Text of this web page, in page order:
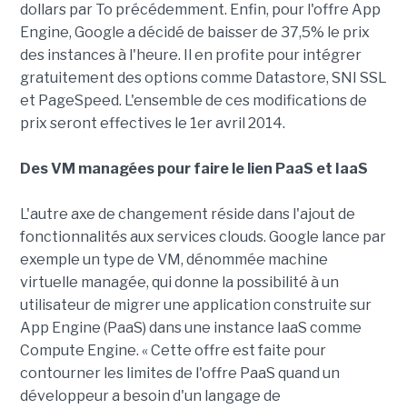
dollars par To précédemment. Enfin, pour l'offre App
Engine, Google a décidé de baisser de 37,5% le prix
des instances à l'heure. Il en profite pour intégrer
gratuitement des options comme Datastore, SNI SSL
et PageSpeed. L'ensemble de ces modifications de
prix seront effectives le 1er avril 2014.
Des VM managées pour faire le lien PaaS et IaaS
L'autre axe de changement réside dans l'ajout de
fonctionnalités aux services clouds. Google lance par
exemple un type de VM, dénommée machine
virtuelle managée, qui donne la possibilité à un
utilisateur de migrer une application construite sur
App Engine (PaaS) dans une instance IaaS comme
Compute Engine. « Cette offre est faite pour
contourner les limites de l'offre PaaS quand un
développeur a besoin d'un langage de